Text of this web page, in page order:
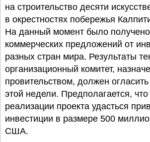
на строительство десяти
в окрестностях побережья
На данный момент было
коммерческих предложений от
разных стран мира. Результаты
организационный комитет,
провительством, должен
этой недели. Предполагается,
реализации проекта удасться
инвестиции в размере 500
США.